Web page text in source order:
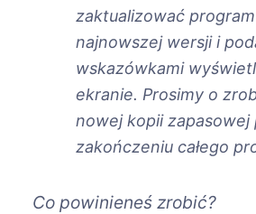
zaktualizować
najnowszej wersji i
wskazówkami
ekranie. Prosimy o
nowej kopii
zakończeniu całego
Co powinieneś zrobić?